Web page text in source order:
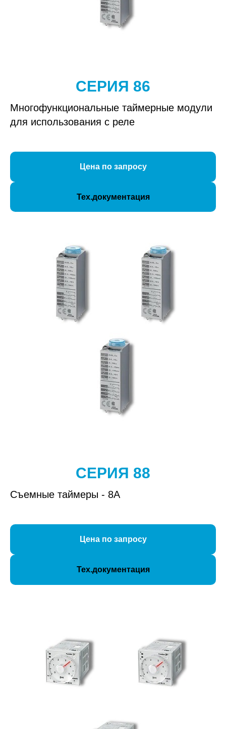
СЕРИЯ 86
Многофункциональные таймерные модули
для использования с реле
Цена по запросу
Тех.документация
СЕРИЯ 88
Съемные таймеры - 8А
Цена по запросу
Тех.документация